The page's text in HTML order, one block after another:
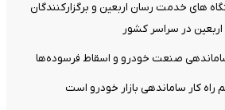
های خدمت رسان اربعین و برگزارکنندگان
اربعین در سراسر کشور
صنعت خودرو و اسقاط فرسوده‌ها
راه کار ساماندهی بازار خودرو است